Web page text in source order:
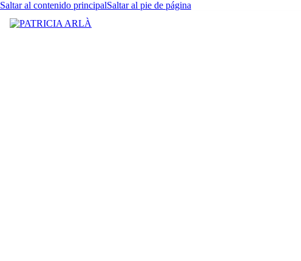
Saltar al contenido principalSaltar al pie de página